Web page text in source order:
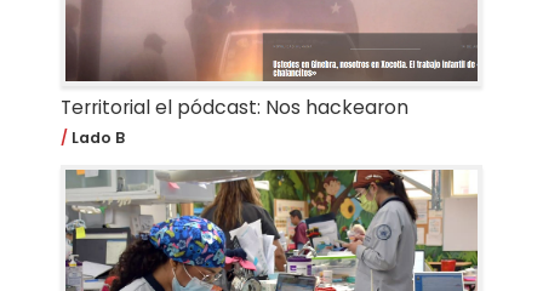
Territorial el pódcast: Nos hackearon
Lado B